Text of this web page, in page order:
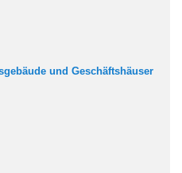
und Geschäftshäuser